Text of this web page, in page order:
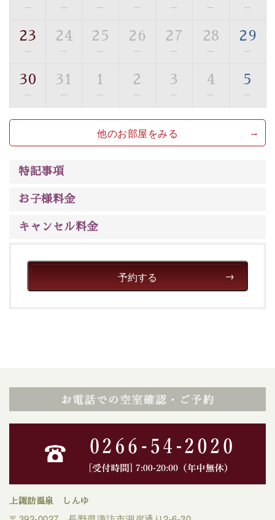
■貸切温泉風呂 （40分2000円）
む貸切温泉風呂です。ゆったりといやされるプライベー
トな空間をお愉しみください。
【旅】
豊富な知識を持ったドライバー兼ガイドが諏訪大社をご
案内します。事前ご予約制ですので、ご利用ご希望の方
は【3日前まで】にお電話ください。
※交通規制などにより運行できない日がございます
※年末年始及び御柱祭前後は運行しておりません
神秘なる諏訪湖に心癒される時間をお過ごしいただけま
— — — — — — —
23
—
24
—
25
—
26
—
27
—
28
—
29
—
30
—
31
—
1
—
2
—
3
—
4
—
5
—
他のお部屋をみる
特記事項
お子様料金
キャンセル料金
予約する
上諏訪温泉 しんゆ